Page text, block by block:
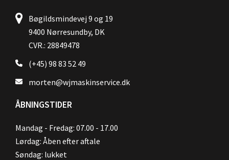
Bøgildsmindevej 9 og 19
9400 Nørresundby, DK
CVR.: 28849478
(+45) 98 83 52 49
morten@wjmaskinservice.dk
ÅBNINGSTIDER
Mandag - Fredag: 07.00 - 17.00
Lørdag: Åben efter aftale
Søndag: lukket